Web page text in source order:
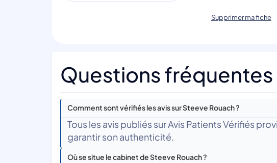
Supprimer ma fiche
Questions fréquentes
Comment sont vérifiés les avis sur Steeve Rouach ?
Tous les avis publiés sur Avis Patients Vérifiés
garantir son authenticité.
Où se situe le cabinet de Steeve Rouach ?